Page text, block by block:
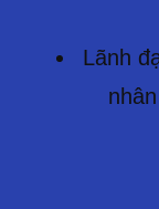
Lãnh